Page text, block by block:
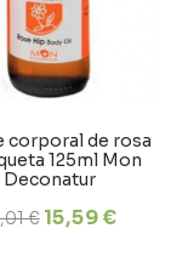
corporal de rosa
125ml Mon
Deconatur
€ 15,59 €